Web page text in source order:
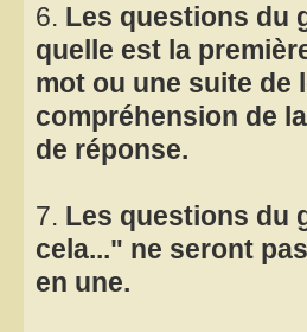
6. Les questions du
quelle est la
mot ou une suite de
compréhension de
de réponse.
7. Les questions du
cela..." ne seront
en une.